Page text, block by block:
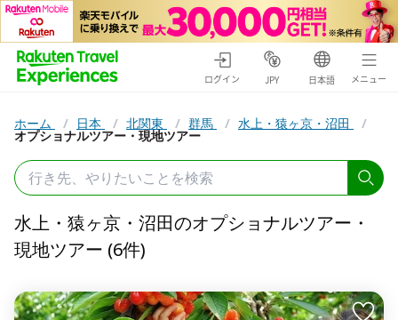
ログイン JPY 日本語 メニュー
ホーム / 日本 / 北関東 / 群馬 / 水上・猿ヶ京・沼田 /
オプショナルツアー・現地ツアー
水上・猿ヶ京・沼田のオプショナルツアー・
現地ツアー (6件)